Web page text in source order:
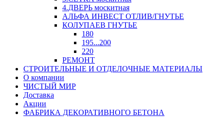
4.ДВЕРЬ москитная
АЛЬФА ИНВЕСТ ОТЛИВ/ГНУТЬЕ
КОЛУПАЕВ ГНУТЬЕ
180
195...200
220
РЕМОНТ
СТРОИТЕЛЬНЫЕ И ОТДЕЛОЧНЫЕ МАТЕРИАЛЫ
О компании
ЧИСТЫЙ МИР
Доставка
Акции
ФАБРИКА ДЕКОРАТИВНОГО БЕТОНА